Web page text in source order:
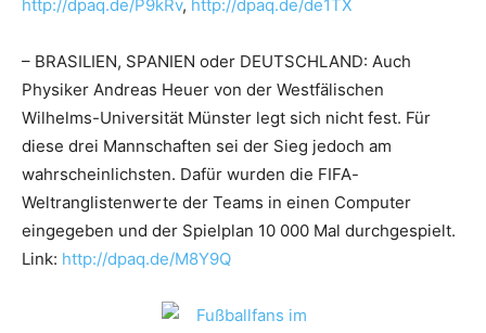
http://dpaq.de/P9kRv, http://dpaq.de/de1TX
– BRASILIEN, SPANIEN oder DEUTSCHLAND: Auch
Physiker Andreas Heuer von der Westfälischen
Wilhelms-Universität Münster legt sich nicht fest. Für
diese drei Mannschaften sei der Sieg jedoch am
wahrscheinlichsten. Dafür wurden die FIFA-
Weltranglistenwerte der Teams in einen Computer
eingegeben und der Spielplan 10 000 Mal durchgespielt.
Link: http://dpaq.de/M8Y9Q